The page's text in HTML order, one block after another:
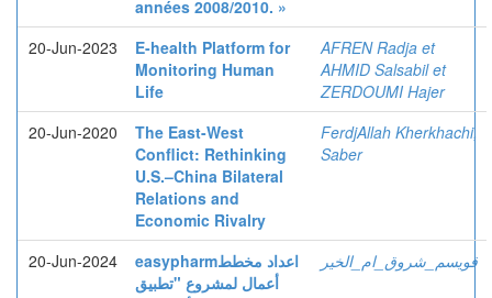
années 2008/2010. »
20-Jun-2023
E-health Platform for
Monitoring Human
Life
AFREN Radja et
AHMID Salsabil et
ZERDOUMI Hajer
20-Jun-2020
The East-West
Conflict: Rethinking
U.S.–China Bilateral
Relations and
Economic Rivalry
FerdjAllah Kherkhachi,
Saber
20-Jun-2024
easypharmاعداد مخطط
أعمال لمشروع "تطبيق
قويسم_شروق_ام_الخير